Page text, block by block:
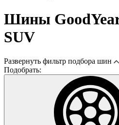
Шины
SUV
Развернуть фильтр подбора шин
Подобрать: